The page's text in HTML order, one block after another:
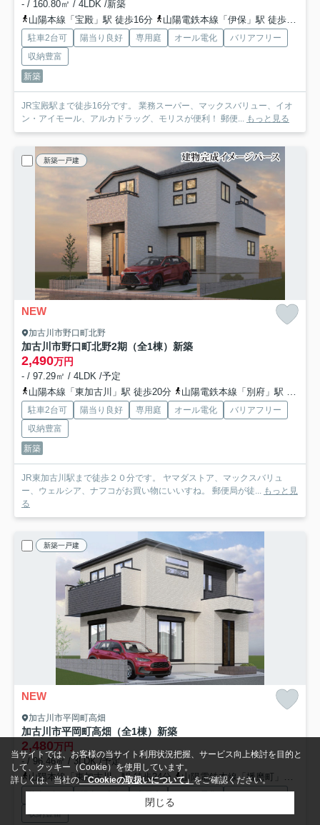
- / 160.80㎡ / 4LDK /新築
山陽本線「宝殿」駅 徒歩16分
山陽電鉄本線「伊保」駅 徒歩46分
駐車2台可 陽当り良好 専用庭 オール電化
バリアフリー
収納豊富
新築
JR宝殿駅まで徒歩16分です。 業務スーパー、マックスバリュー、イオ
ン・アイモール、アルカドラッグ、モリスが便利！ 郵便...
もっと見る
新築一戸建
NEW
加古川市野口町北野
加古川市野口町北野2期（全1棟）新築
2,490万円
- / 97.29㎡ / 4LDK /予定
山陽本線「東加古川」駅 徒歩20分
山陽電鉄本線「別府」駅 徒歩48分
駐車2台可 陽当り良好 専用庭 オール電化
バリアフリー
収納豊富
新築
JR東加古川駅まで徒歩２０分です。 ヤマダストア、マックスバリュ
ー、ウェルシア、ナフコがお買い物にいいすね。 郵便局が徒... もっと見
る
新築一戸建
NEW
加古川市平岡町高畑
加古川市平岡町高畑（全1棟）新築
2,480万円
- / 96.46㎡ / 3LDK /予定
山陽本線「東加古川」駅 徒歩24分
山陽電鉄本線「播磨町」駅 徒歩37分
駐車2台可 陽当り良好 専用庭 オール電化
バリアフリー
収納豊富
当サイトでは、お客様の当サイト利用状況把握、サービス向上検討を目的と
して、クッキー（Cookie）を使用しています。
詳しくは、当社の「Cookieの取扱いについて」をご確認ください。
閉じる